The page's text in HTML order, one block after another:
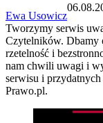
Ewa Usowicz
Tworzymy serwis
Czytelników. Dbamy
rzetelność i
nam chwili uwagi i
serwisu i
Prawo.pl.